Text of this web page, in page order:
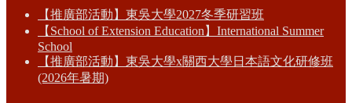
【推廣部活動】東吳大學2027冬季研習班
【School of Extension Education】International Summer
School
【推廣部活動】東吳大學x關西大學日本語文化研修班
(2026年暑期)